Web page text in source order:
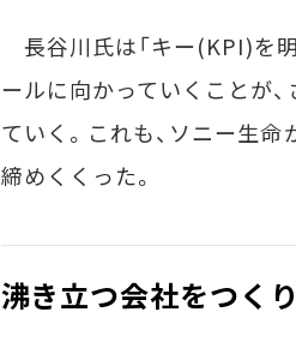
長谷川氏は「キー(KPI)を
ールに向かっていくことが
ていく。これも、ソニー生
締めくくった。
沸き立つ会社をつく